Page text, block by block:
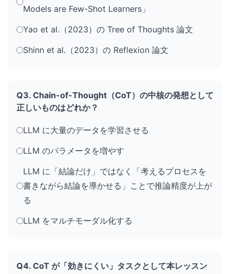
Models are Few-Shot Learners」
Yao et al.（2023）の Tree of Thoughts 論文
Shinn et al.（2023）の Reflexion 論文
Q3. Chain-of-Thought（CoT）の中核の発想として
正しいものはどれか？
LLM に大量のデータを学習させる
LLM のパラメータを増やす
LLM に「結論だけ」ではなく「考えるプロセスを
書きながら結論を導かせる」ことで推論精度が上が
る
LLM をマルチモーダル化する
Q4. CoT が「効きにくい」タスクとして本レッスン